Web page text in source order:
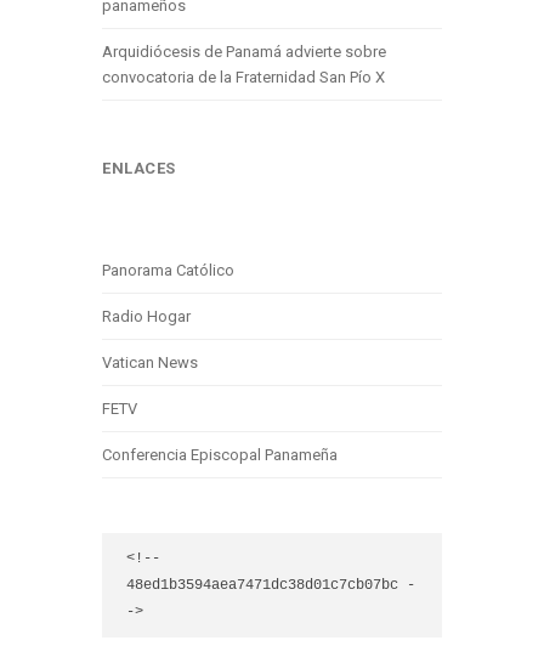
panameños
Arquidiócesis de Panamá advierte sobre
convocatoria de la Fraternidad San Pío X
ENLACES
Panorama Católico
Radio Hogar
Vatican News
FETV
Conferencia Episcopal Panameña
<!--
48ed1b3594aea7471dc38d01c7cb07bc -
->